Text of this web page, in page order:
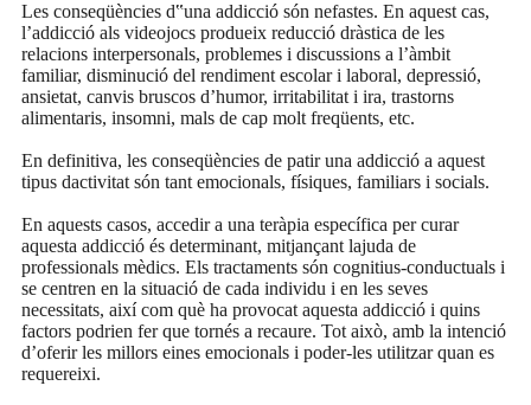
Les conseqüències d‟una addicció són nefastes. En aquest cas,
l’addicció als videojocs produeix reducció dràstica de les
relacions interpersonals, problemes i discussions a l’àmbit
familiar, disminució del rendiment escolar i laboral, depressió,
ansietat, canvis bruscos d’humor, irritabilitat i ira, trastorns
alimentaris, insomni, mals de cap molt freqüents, etc.
En definitiva, les conseqüències de patir una addicció a aquest
tipus dactivitat són tant emocionals, físiques, familiars i socials.
En aquests casos, accedir a una teràpia específica per curar
aquesta addicció és determinant, mitjançant lajuda de
professionals mèdics. Els tractaments són cognitius-conductuals i
se centren en la situació de cada individu i en les seves
necessitats, així com què ha provocat aquesta addicció i quins
factors podrien fer que tornés a recaure. Tot això, amb la intenció
d’oferir les millors eines emocionals i poder-les utilitzar quan es
requereixi.